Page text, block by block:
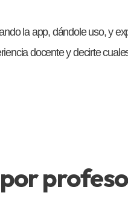
la app, dándole uso, y
docente y decirte